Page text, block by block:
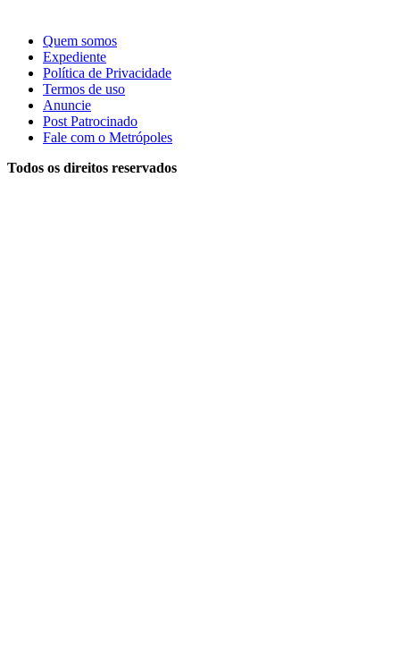
Quem somos
Expediente
Política de Privacidade
Termos de uso
Anuncie
Post Patrocinado
Fale com o Metrópoles
Todos os direitos reservados